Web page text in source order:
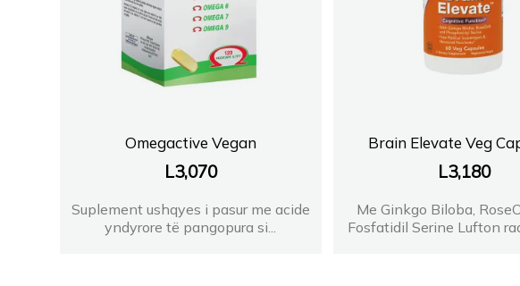
Omegactive Vegan
L3,070
Suplement ushqyes i pasur me acide
yndyrore të pangopura si...
Brain Elevate Veg
L3,180
Me Ginkgo Biloba,
Fosfatidil Serine Lufton